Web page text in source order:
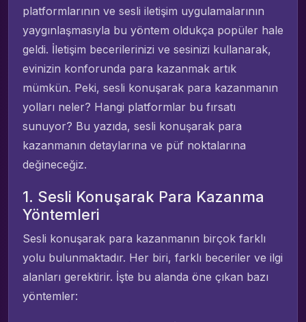
platformlarının ve sesli iletişim uygulamalarının
yaygınlaşmasıyla bu yöntem oldukça popüler hale
geldi. İletişim becerilerinizi ve sesinizi kullanarak,
evinizin konforunda para kazanmak artık
mümkün. Peki, sesli konuşarak para kazanmanın
yolları neler? Hangi platformlar bu fırsatı
sunuyor? Bu yazıda, sesli konuşarak para
kazanmanın detaylarına ve püf noktalarına
değineceğiz.
1. Sesli Konuşarak Para Kazanma
Yöntemleri
Sesli konuşarak para kazanmanın birçok farklı
yolu bulunmaktadır. Her biri, farklı beceriler ve ilgi
alanları gerektirir. İşte bu alanda öne çıkan bazı
yöntemler: